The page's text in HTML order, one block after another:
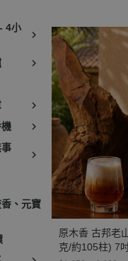
4小
機
事
香、元寶
靜心
原木香 古邦老
克/約105柱) 7